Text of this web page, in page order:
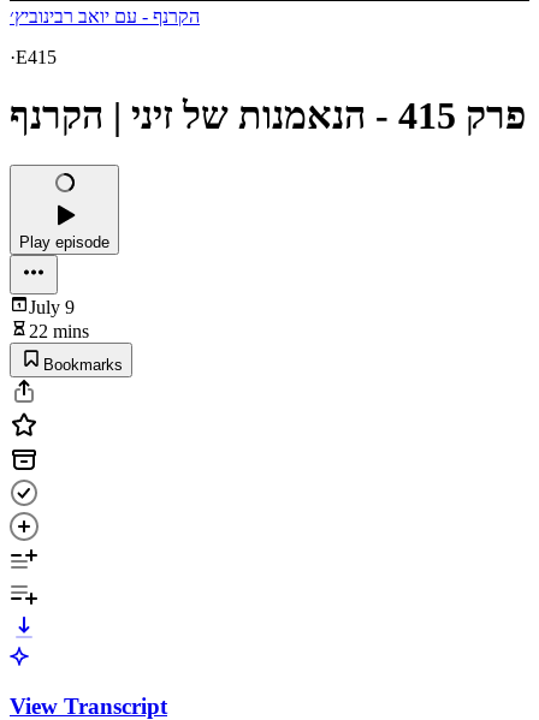
הקרנף - עם יואב רבינוביץ׳
·E415
פרק 415 - הנאמנות של זיני | הקרנף
Play episode
July 9
22 mins
Bookmarks
View Transcript